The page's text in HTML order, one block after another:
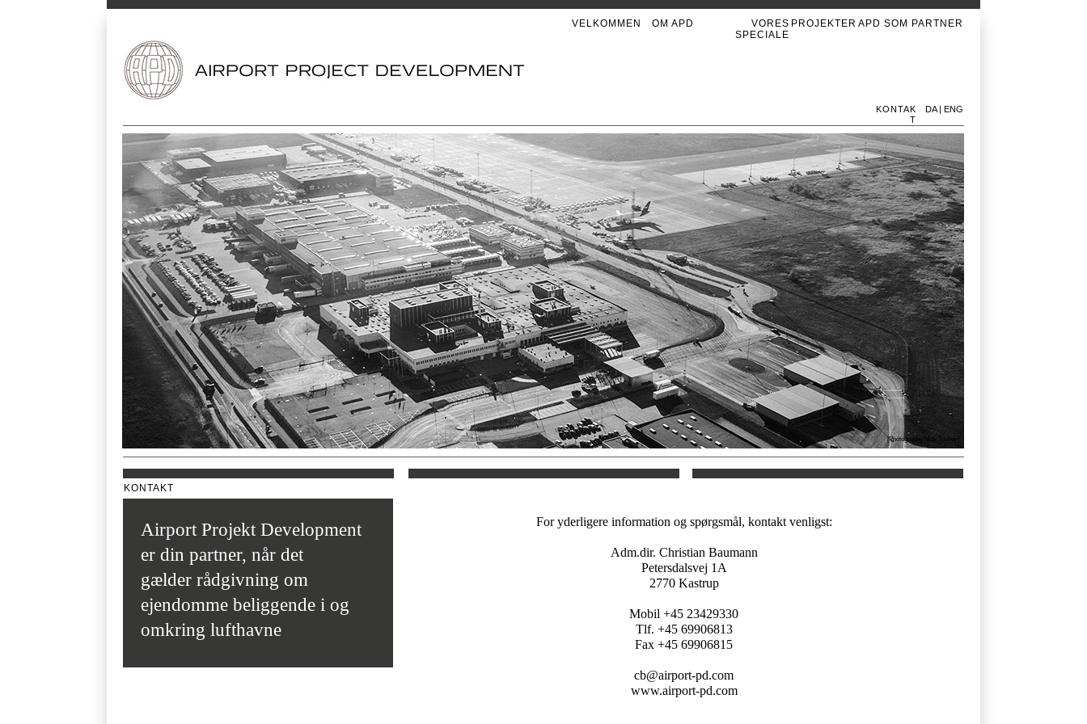
VELKOMMEN OM APD
VORES
SPECIALE
PROJEKTER APD SOM PARTNER
KONTAK
T
DA| ENG
[Photography Max Touhey]
KONTAKT
For yderligere information og spørgsmål, kontakt venligst:
Adm.dir. Christian Baumann
Petersdalsvej 1A
2770 Kastrup
Mobil +45 23429330
Tlf. +45 69906813
Fax +45 69906815
cb@airport-pd.com
www.airport-pd.com
Airport Projekt Development
er din partner, når det
gælder rådgivning om
ejendomme beliggende i og
omkring lufthavne